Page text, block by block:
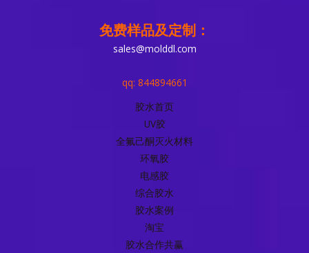
免费样品及定制：
sales@molddl.com
qq: 844894661
胶水首页
UV胶
全氟己酮灭火材料
环氧胶
电感胶
综合胶水
胶水案例
淘宝
胶水合作共赢